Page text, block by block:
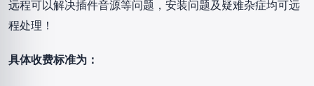
远程可以解决插件音源等问题，安装问题及疑难杂症均可远
程处理！
具体收费标准为：